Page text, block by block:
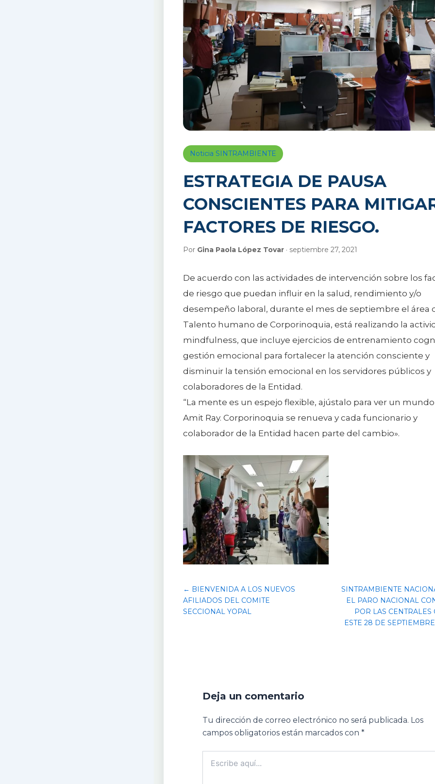
Noticia SINTRAMBIENTE
ESTRATEGIA DE PAUSA
CONSCIENTES PARA
FACTORES DE RIESGO.
Por Gina Paola López Tovar · septiembre 27, 2021
De acuerdo con las actividades de intervención sobre los
de riesgo que puedan influir en la salud, rendimiento y/o
desempeño laboral, durante el mes de septiembre el área
Talento humano de Corporinoquia, está realizando la
mindfulness, que incluye ejercicios de entrenamiento
gestión emocional para fortalecer la atención consciente y
disminuir la tensión emocional en los servidores públicos y
colaboradores de la Entidad.
“La mente es un espejo flexible, ajústalo para ver un
Amit Ray. Corporinoquia se renueva y cada funcionario y
colaborador de la Entidad hacen parte del cambio».
← BIENVENIDA A LOS NUEVOS
AFILIADOS DEL COMITE
SECCIONAL YOPAL
SINTRAMBIENTE
EL PARO NACIONAL
POR LAS CENTRALES
ESTE 28 DE
Deja un comentario
Tu dirección de correo electrónico no será publicada. Los
campos obligatorios están marcados con *
aquí...